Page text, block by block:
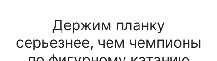
Держим планку
серьезнее, чем чемпионы